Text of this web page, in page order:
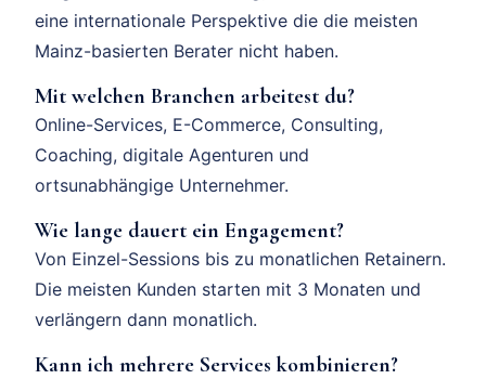
eine internationale Perspektive die die meisten
Mainz-basierten Berater nicht haben.
Mit welchen Branchen arbeitest du?
Online-Services, E-Commerce, Consulting,
Coaching, digitale Agenturen und
ortsunabhängige Unternehmer.
Wie lange dauert ein Engagement?
Von Einzel-Sessions bis zu monatlichen Retainern.
Die meisten Kunden starten mit 3 Monaten und
verlängern dann monatlich.
Kann ich mehrere Services kombinieren?